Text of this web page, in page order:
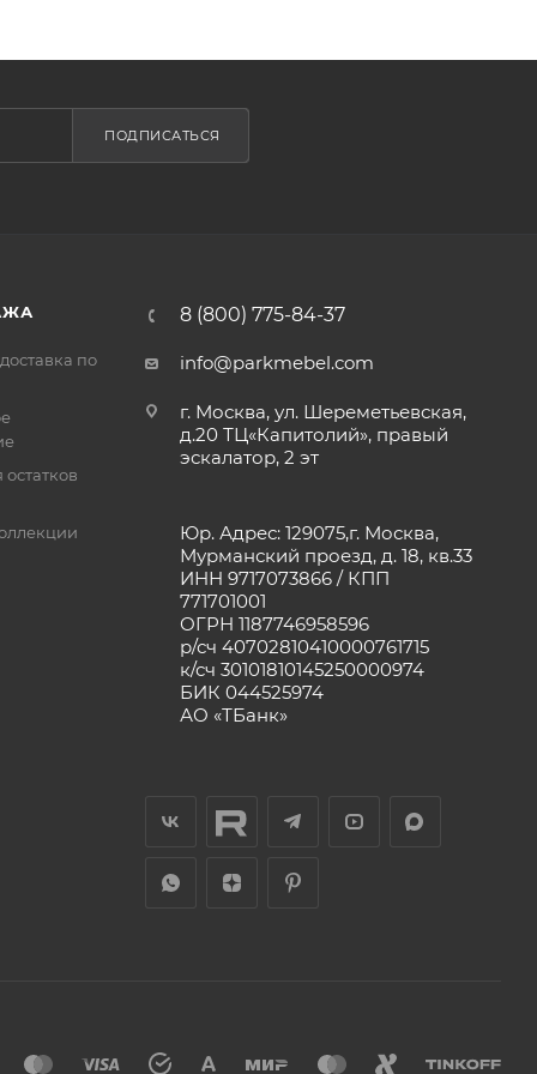
ПОДПИСАТЬСЯ
по
8 (800) 775-84-37
info@parkmebel.com
г. Москва, ул. Шереметьевская,
д.20 ТЦ«Капитолий», правый
эскалатор, 2 эт
Юр. Адрес: 129075,г. Москва,
Мурманский проезд, д. 18, кв.33
ИНН 9717073866 / КПП
771701001
ОГРН 1187746958596
р/сч 40702810410000761715
к/сч 30101810145250000974
БИК 044525974
АО «ТБанк»